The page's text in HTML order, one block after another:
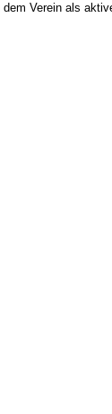
Verein als